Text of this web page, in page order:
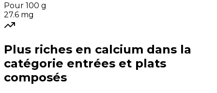
Pour 100 g
27.6 mg
Plus riches en calcium dans la
catégorie entrées et plats
composés